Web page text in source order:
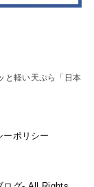
と軽い天ぷら「日本
ーポリシー